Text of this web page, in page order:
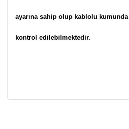
ayarına sahip olup kablolu
kontrol edilebilmektedir.